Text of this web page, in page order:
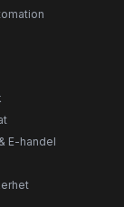
E-handel